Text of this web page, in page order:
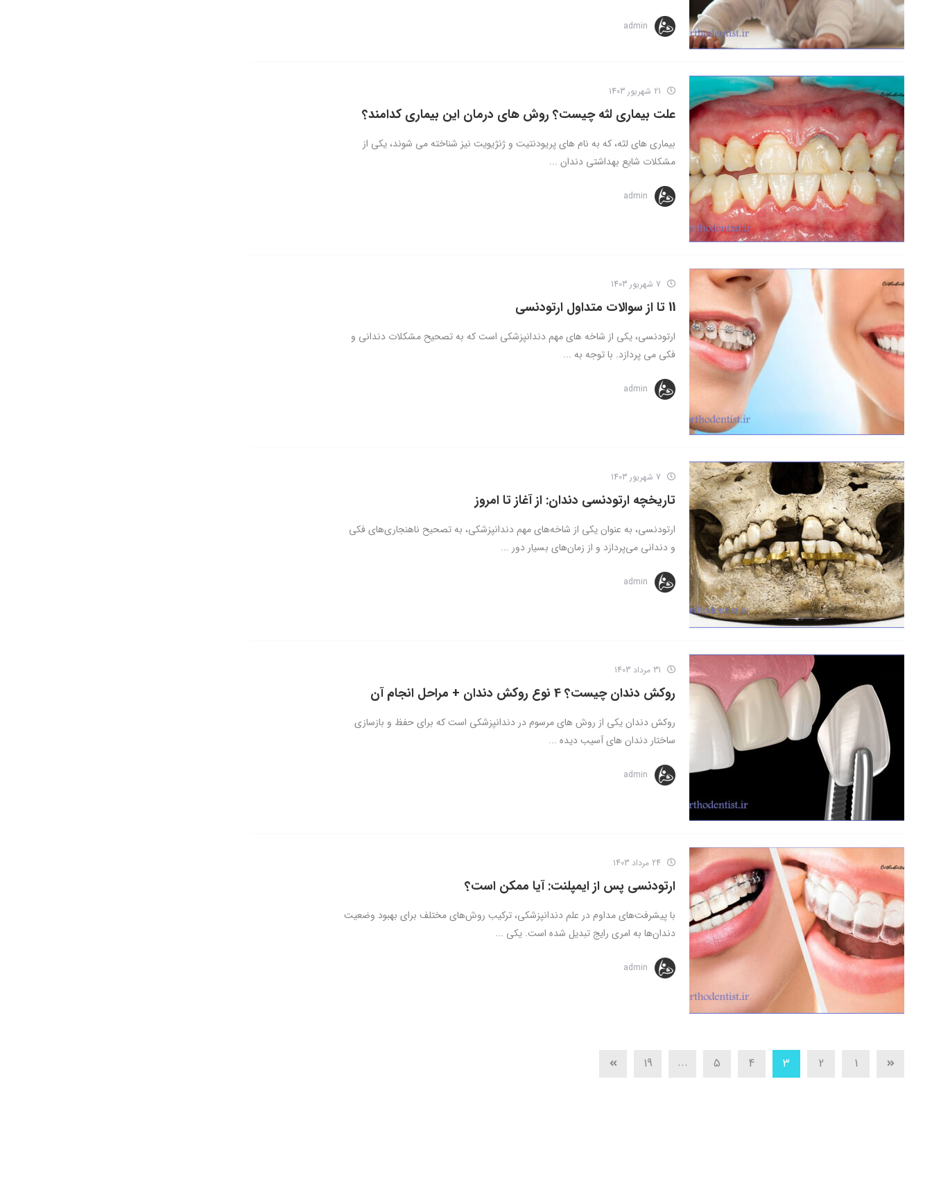
admin
علت بیماری لثه چیست؟ روش های درمان این بیماری کدامند؟
بیماری های لثه، که به نام های پریودنتیت و ژنژیویت نیز شناخته می شوند، یکی از
مشکلات شایع بهداشتی دندان ...
admin
11 تا از سوالات متداول ارتودنسی
ارتودنسی، یکی از شاخه های مهم دندانپزشکی است که به تصحیح مشکلات دندانی و
فکی می پردازد. با توجه به ...
admin
تاریخچه ارتودنسی دندان: از آغاز تا امروز
ارتودنسی، به عنوان یکی از شاخه‌های مهم دندانپزشکی، به تصحیح ناهنجاری‌های فکی
و دندانی می‌پردازد و از زمان‌های بسیار دور ...
admin
روکش دندان چیست؟ 4 نوع روکش دندان + مراحل انجام آن
روکش دندان یکی از روش های مرسوم در دندانپزشکی است که برای حفظ و بازسازی
ساختار دندان های آسیب دیده ...
admin
ارتودنسی پس از ایمپلنت: آیا ممکن است؟
با پیشرفت‌های مداوم در علم دندانپزشکی، ترکیب روش‌های مختلف برای بهبود وضعیت
دندان‌ها به امری رایج تبدیل شده است. یکی ...
admin
1
2
3
4
5
...
19